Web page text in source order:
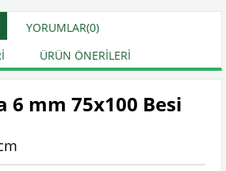
YORUMLAR(0)
ÜRÜN ÖNERILERI
6 mm 75x100 Besi